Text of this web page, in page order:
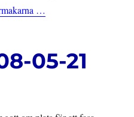
…
05-21